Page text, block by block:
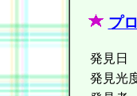
プ
発見日
発見光